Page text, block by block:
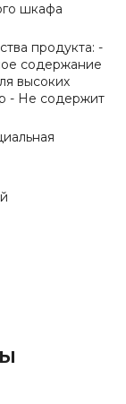
шкафа
продукта: -
содержание
высоких
- Не содержит